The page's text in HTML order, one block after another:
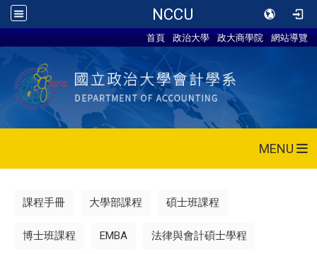
NCCU
首頁 政治大學 政大商學院 網站導覽
MENU
課程手冊 大學部課程 碩士班課程
博士班課程 EMBA 法律與會計碩士學程